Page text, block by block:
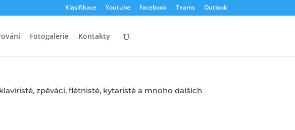
Klasifikace Youtube Facebook Teams Outlook
Fotogalerie Kontakty
zpěváci, flétnisté, kytaristé a mnoho dalších